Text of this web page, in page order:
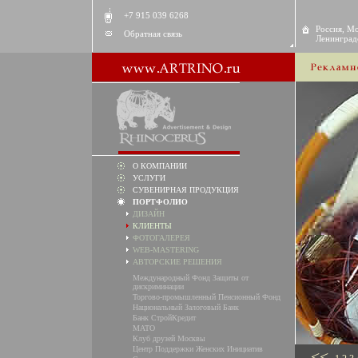
+7 915 039 6268
Обратная связь
Россия,
О КОМПАНИИ
УСЛУГИ
СУВЕНИРНАЯ ПРОДУКЦИЯ
ПОРТФОЛИО
ДИЗАЙН
КЛИЕНТЫ
ФОТОГАЛЕРЕЯ
WEB-MASTERING
АВТОРСКИЕ РЕШЕНИЯ
Международный Фонд Защиты от
дискриминации
Торгово-промышленный Пенсионный Фонд
Национальный Залоговый Банк
Банк СтройКредит
MATO
Клуб друзей Москвы
Центр Поддержки Женских Инициатив